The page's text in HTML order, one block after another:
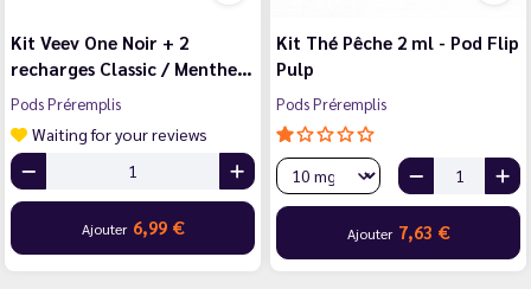
Kit Veev One Noir + 2
recharges Classic / Menthe…
Pods Préremplis
Waiting for your reviews
Ajouter 6,99 €
Kit Thé Pêche 2 ml - Pod Flip
Pulp
Pods Préremplis
Ajouter 7,63 €